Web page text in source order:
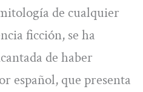
de cualquier
ficción, se ha
de haber
español, que presenta